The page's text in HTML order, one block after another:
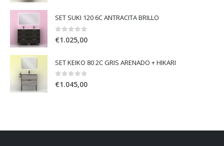
SET SUKI 120 6C ANTRACITA BRILLO
0 out of 5
€1.025,00
SET KEIKO 80 2C GRIS ARENADO + HIKARI
0 out of 5
€1.045,00